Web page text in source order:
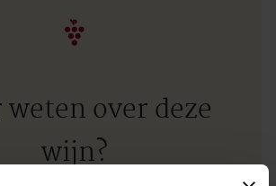
over deze
wijn?